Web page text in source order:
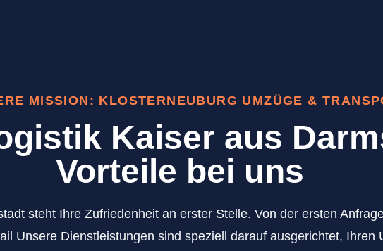
MISSION: KLOSTERNEUBURG UMZÜGE &
Kaiser aus
Vorteile bei uns
steht Ihre Zufriedenheit an erster Stelle. Von der ersten
Unsere Dienstleistungen sind speziell darauf ausgerichtet, Ihren